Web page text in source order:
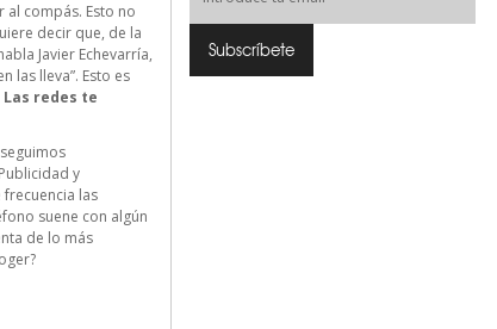
al compás. Esto no
decir que, de la
Javier Echevarría,
las lleva”. Esto es
Las redes te
y
frecuencia las
suene con algún
de lo más